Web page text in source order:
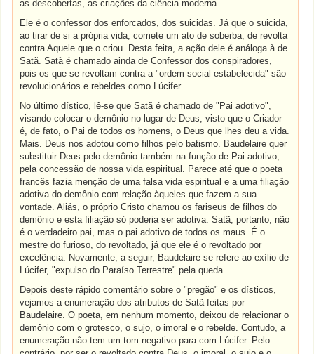
as descobertas, as criações da ciência moderna.
Ele é o confessor dos enforcados, dos suicidas. Já que o suicida,
ao tirar de si a própria vida, comete um ato de soberba, de revolta
contra Aquele que o criou. Desta feita, a ação dele é análoga à de
Satã. Satã é chamado ainda de Confessor dos conspiradores,
pois os que se revoltam contra a "ordem social estabelecida" são
revolucionários e rebeldes como Lúcifer.
No último dístico, lê-se que Satã é chamado de "Pai adotivo",
visando colocar o demônio no lugar de Deus, visto que o Criador
é, de fato, o Pai de todos os homens, o Deus que lhes deu a vida.
Mais. Deus nos adotou como filhos pelo batismo. Baudelaire quer
substituir Deus pelo demônio também na função de Pai adotivo,
pela concessão de nossa vida espiritual. Parece até que o poeta
francês fazia menção de uma falsa vida espiritual e a uma filiação
adotiva do demônio com relação àqueles que fazem a sua
vontade. Aliás, o próprio Cristo chamou os fariseus de filhos do
demônio e esta filiação só poderia ser adotiva. Satã, portanto, não
é o verdadeiro pai, mas o pai adotivo de todos os maus. É o
mestre do furioso, do revoltado, já que ele é o revoltado por
excelência. Novamente, a seguir, Baudelaire se refere ao exílio de
Lúcifer, "expulso do Paraíso Terrestre" pela queda.
Depois deste rápido comentário sobre o "pregão" e os dísticos,
vejamos a enumeração dos atributos de Satã feitas por
Baudelaire. O poeta, em nenhum momento, deixou de relacionar o
demônio com o grotesco, o sujo, o imoral e o rebelde. Contudo, a
enumeração não tem um tom negativo para com Lúcifer. Pelo